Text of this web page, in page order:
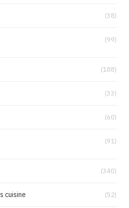
(38)
(99)
(188)
(33)
(60)
(91)
(340)
cuisine (52)